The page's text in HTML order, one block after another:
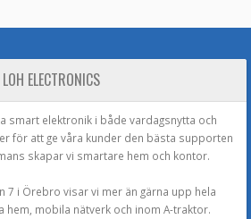
LOH ELECTRONICS
smart elektronik i både vardagsnytta och
för att ge våra kunder den bästa supporten
skapar vi smartare hem och kontor.
7 i Örebro visar vi mer än gärna upp hela
mobila nätverk och inom A-traktor.